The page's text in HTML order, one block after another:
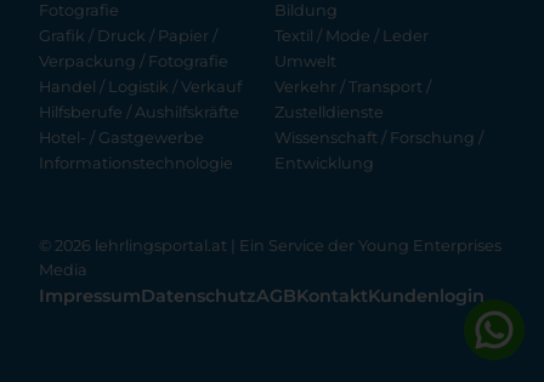
Fotografie
Grafik / Druck / Papier /
Verpackung / Fotografie
Handel / Logistik / Verkauf
Hilfsberufe / Aushilfskräfte
Hotel- / Gastgewerbe
Informationstechnologie
Bildung
Textil / Mode / Leder
Umwelt
Verkehr / Transport /
Zustelldienste
Wissenschaft / Forschung /
Entwicklung
© 2026 lehrlingsportal.at | Ein Service der Young Enterprises
Media
ImpressumDatenschutzAGBKontaktKundenlogin